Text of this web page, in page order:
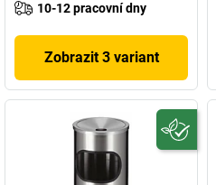
10-12 pracovní dny
Zobrazit 3 variant